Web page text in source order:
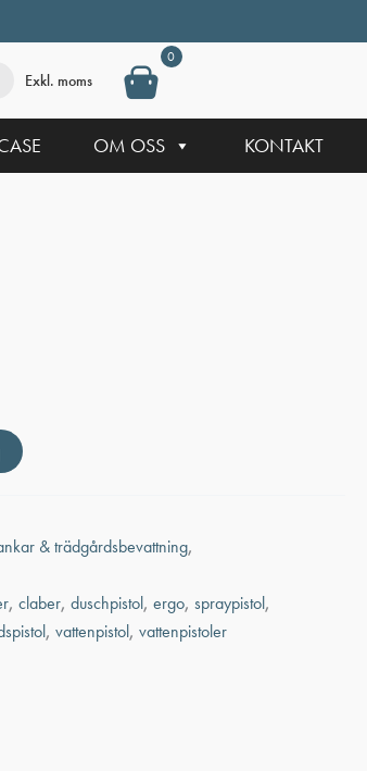
Exkl. moms
0
OM OSS KONTAKT
& trädgårdsbevattning,
, claber, duschpistol, ergo, spraypistol,
, vattenpistol, vattenpistoler